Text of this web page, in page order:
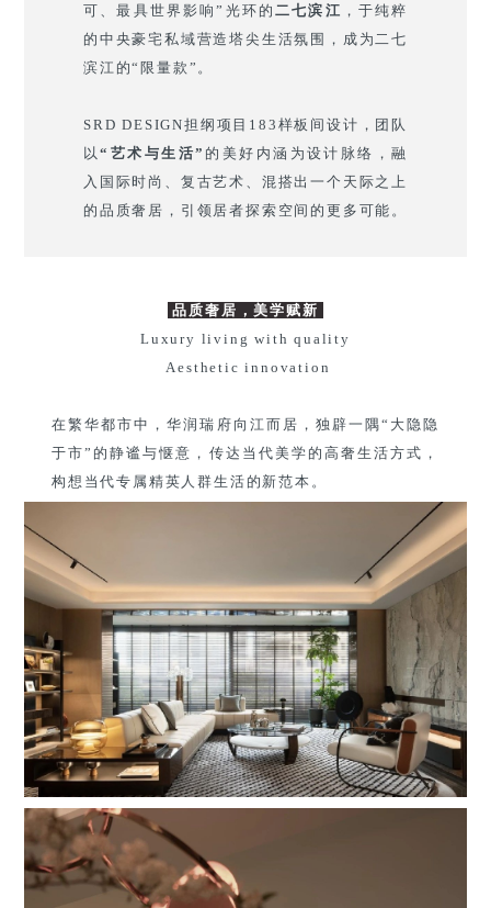
可、最具世界影响”光环的二七滨江 ，于纯粹
的中央豪宅私域营造塔尖生活氛围，成为二七
滨江的“限量款”。
SRD DESIGN担纲项目183样板间设计，团队
以“艺术与生活” 的美好内涵为设计脉络，融
入国际时尚、复古艺术、混搭出一个天际之上
的品质奢居，引领居者探索空间的更多可能。
品质奢居，美学赋新
Luxury living with quality
Aesthetic innovation
在繁华都市中，华润瑞府向江而居，独辟一隅“大隐隐
于市”的静谧与惬意，传达当代美学的高奢生活方式，
构想当代专属精英人群生活的新范本。